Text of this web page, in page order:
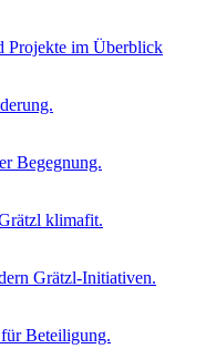
Projekte im Überblick
Begegnung.
klimafit.
Grätzl-Initiativen.
Beteiligung.